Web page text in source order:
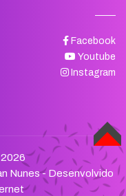
Facebook
Youtube
Instagram
Nunes - Desenvolvido
TOPO